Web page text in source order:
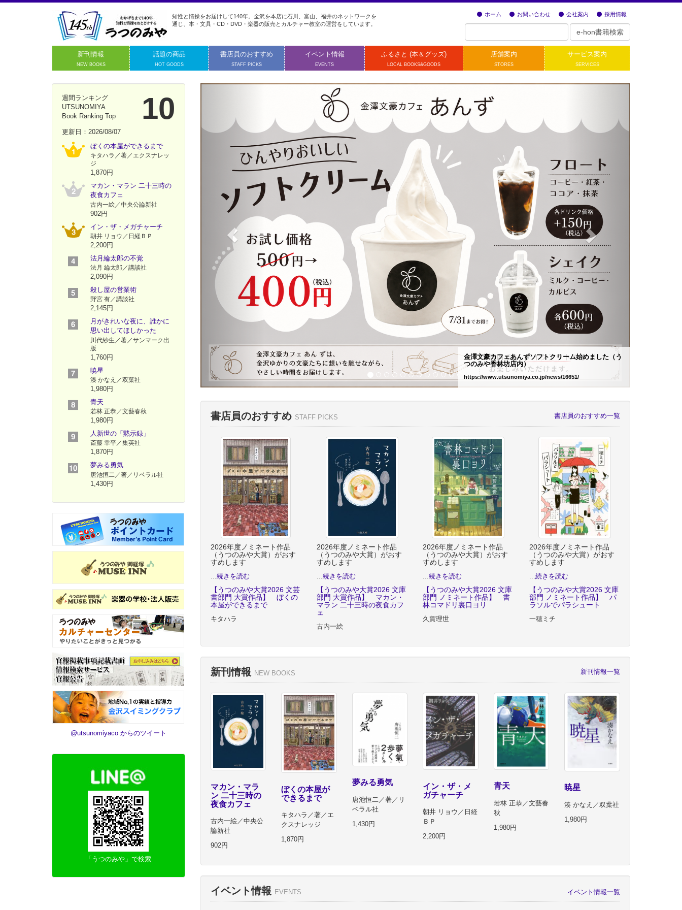
知性と情操をお届けして140年。金沢を本店に石川、富山、福井のネットワークを
通じ、本・文具・CD・DVD・楽器の販売とカルチャー教室の運営をしています。
ホーム お問い合わせ 会社案内 採用情報
新刊情報
NEW BOOKS
話題の商品
HOT GOODS
書店員のおすすめ
STAFF PICKS
イベント情報
EVENTS
ふるさと (本＆グッズ)
LOCAL BOOKS&GOODS
店舗案内
STORES
サービス案内
SERVICES
金澤文豪カフェあんずソフトクリーム始めました（う
つのみや香林坊店内）
https://www.utsunomiya.co.jp/news/16651/
書店員のおすすめ一覧
書店員のおすすめ STAFF PICKS
2026年度ノミネート作品
（うつのみや大賞）がおす
すめします
続きを読む
【うつのみや大賞2026 文芸
書部門 大賞作品】 ぼくの
本屋ができるまで
キタハラ
2026年度ノミネート作品
（うつのみや大賞）がおす
すめします
続きを読む
【うつのみや大賞2026 文庫
部門 大賞作品】 マカン・
マラン 二十三時の夜食カフ
ェ
古内一絵
2026年度ノミネート作品
（うつのみや大賞）がおす
すめします
...続きを読む
【うつのみや大賞2026 文庫
部門 ノミネート作品】 書
林コマドリ裏口ヨリ
久賀理世
2026年度ノミネート作品
（うつのみや大賞）がおす
すめします
続きを読む
【うつのみや大賞2026 文庫
部門 ノミネート作品】 パ
ラソルでパラシュート
一穂ミチ
新刊情報一覧
新刊情報 NEW BOOKS
マカン・マラ
ン 二十三時の
夜食カフェ
古内一絵／中央公
論新社
902円
ぼくの本屋が
できるまで
キタハラ／著／エ
クスナレッジ
1,870円
夢みる勇気
唐池恒二／著／リ
ベラル社
1,430円
イン・ザ・メ
ガチャーチ
朝井 リョウ／日経
ＢＰ
2,200円
青天
若林 正恭／文藝春
秋
1,980円
暁星
湊 かなえ／双葉社
1,980円
イベント情報一覧
イベント情報 EVENTS
10
週間ランキング
UTSUNOMIYA
Book Ranking Top
更新日：2026/08/07
ぼくの本屋ができるまで
キタハラ／著／エクスナレッ
ジ
1,870円
マカン・マラン 二十三時の
夜食カフェ
古内一絵／中央公論新社
902円
イン・ザ・メガチャーチ
朝井 リョウ／日経ＢＰ
2,200円
法月綸太郎の不覚
法月 綸太郎／講談社
2,090円
殺し屋の営業術
野宮 有／講談社
2,145円
月がきれいな夜に、誰かに
思い出してほしかった
川代紗生／著／サンマーク出
版
1,760円
暁星
湊 かなえ／双葉社
1,980円
青天
若林 正恭／文藝春秋
1,980円
人新世の「黙示録」
斎藤 幸平／集英社
1,870円
夢みる勇気
唐池恒二／著／リベラル社
1,430円
@utsunomiyaco からのツイート
「うつのみや」で検索